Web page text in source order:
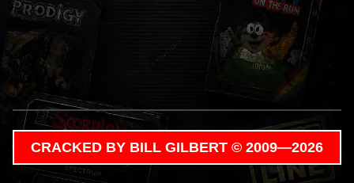
CRACKED BY BILL GILBERT © 2009—2026